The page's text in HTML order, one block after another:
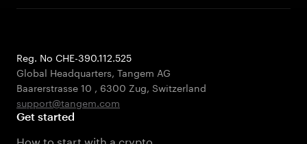
Reg. No CHE-390.112.525
Global Headquarters, Tangem AG
Baarerstrasse 10 , 6300 Zug, Switzerland
support@tangem.com
Get started
How to start with a crypto